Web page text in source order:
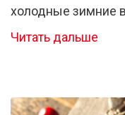
холодные зимние
Читать дальше